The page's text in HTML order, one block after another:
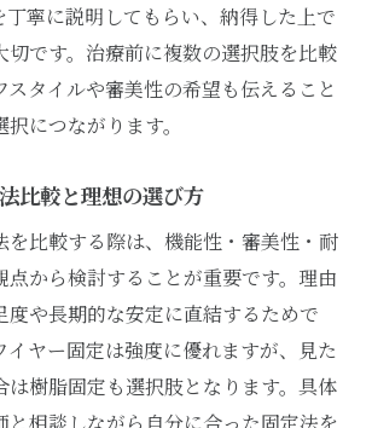
丁寧に説明してもらい、納得した上で
切です。治療前に複数の選択肢を比較
スタイルや審美性の希望も伝えること
につながります。
比較と理想の選び方
を比較する際は、機能性・審美性・耐
点から検討することが重要です。理由
度や長期的な安定に直結するためで
イヤー固定は強度に優れますが、見た
は樹脂固定も選択肢となります。具体